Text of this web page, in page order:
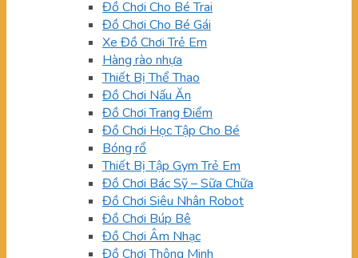
Đồ Chơi Cho Bé Trai
Đồ Chơi Cho Bé Gái
Xe Đồ Chơi Trẻ Em
Hàng rào nhựa
Thiết Bị Thể Thao
Đồ Chơi Nấu Ăn
Đồ Chơi Trang Điểm
Đồ Chơi Học Tập Cho Bé
Bóng rổ
Thiết Bị Tập Gym Trẻ Em
Đồ Chơi Bác Sỹ – Sữa Chữa
Đồ Chơi Siêu Nhân Robot
Đồ Chơi Búp Bê
Đồ Chơi Âm Nhạc
Đồ Chơi Thông Minh